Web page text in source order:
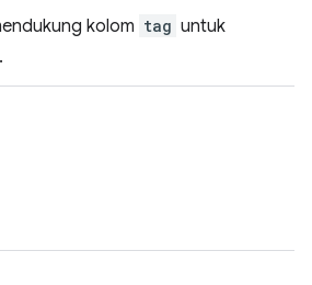
kolom tag untuk